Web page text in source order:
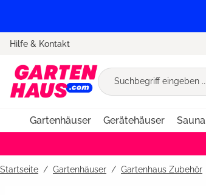
Hilfe & Kontakt
Gartenhäuser Gerätehäuser Sauna
Startseite Gartenhäuser / Gartenhaus Zubehör